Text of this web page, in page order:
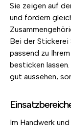
Sie zeigen auf
und fördern
Bei der Stickerei
passend zu
besticken
gut aussehen,
Im Handwerk